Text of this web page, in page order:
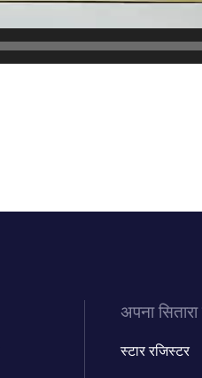
अपना
स्टार रजिस्टर